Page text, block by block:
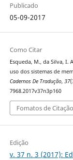
Publicado
05-09-2017
Como Citar
Esqueda, M., da Silva, I.
uso dos sistemas de
Cadernos De Tradução, 37
7968.2017v37n3p160
Fomatos de Citação
Edição
v. 37 n. 3 (2017):